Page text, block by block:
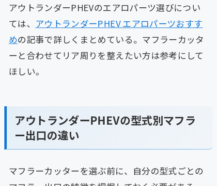
アウトランダーPHEVのエアロパーツ選びについ
ては、 アウトランダーPHEV エアロパーツおすす
めの記事で詳しくまとめている。マフラーカッタ
ーと合わせてリア周りを整えたい方は参考にして
ほしい。
アウトランダーPHEVの型式別マフラ
ー出口の違い
マフラーカッターを選ぶ前に、自分の型式ごとの